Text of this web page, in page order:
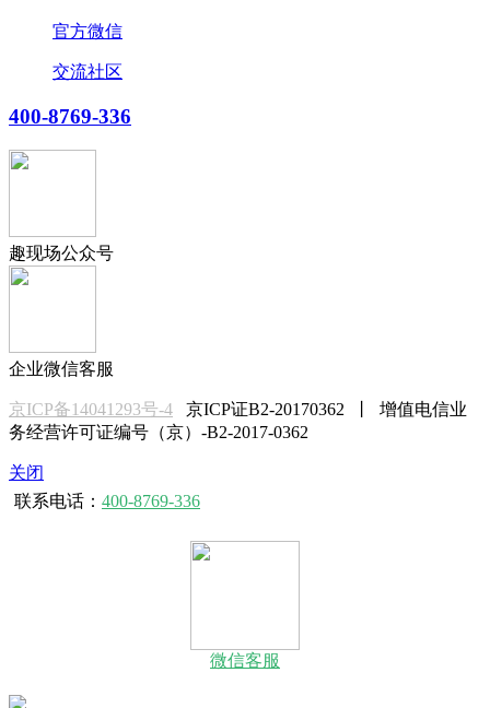
官方微信
交流社区
400-8769-336
趣现场公众号
企业微信客服
京ICP备14041293号-4 京ICP证B2-20170362 丨 增值电信业
务经营许可证编号（京）-B2-2017-0362
关闭
联系电话： 400-8769-336
微信客服